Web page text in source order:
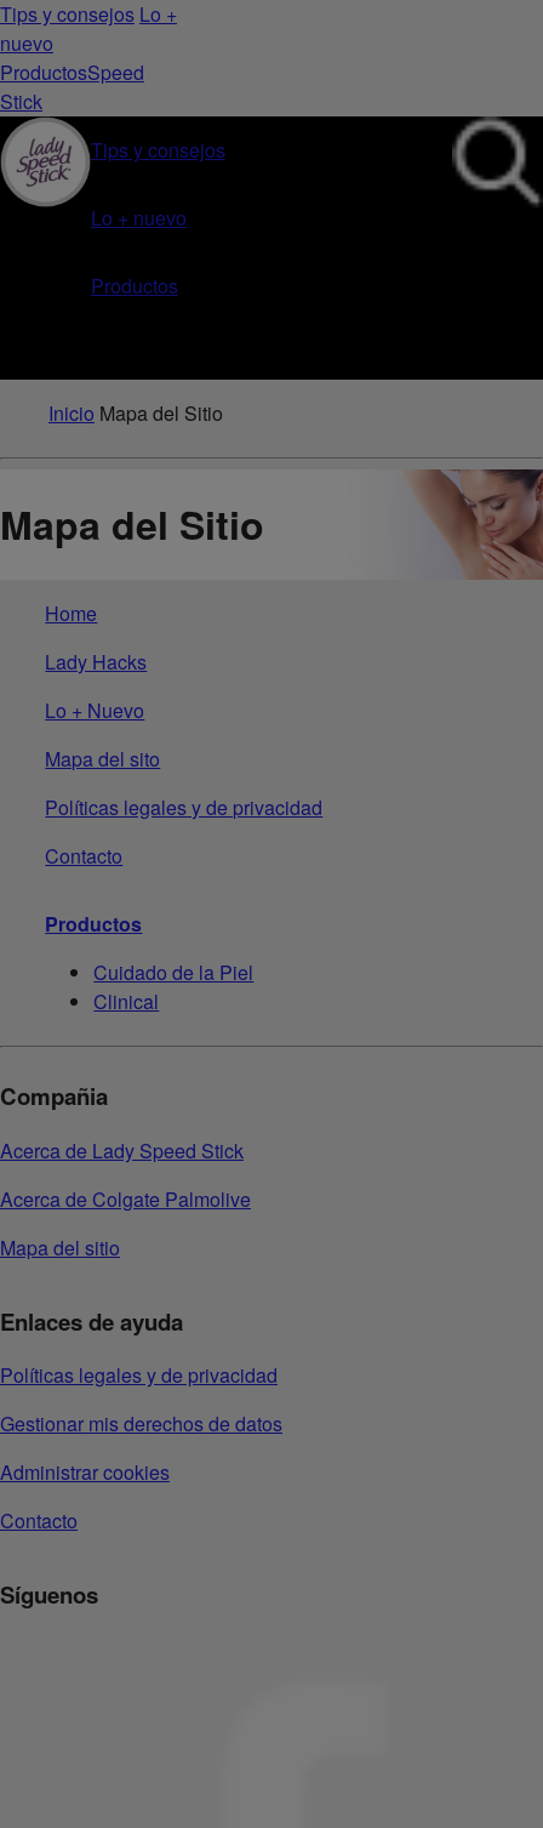
Tips y consejos Lo +
nuevo
ProductosSpeed
Stick
Tips y consejos
Lo + nuevo
Productos
Inicio Mapa del Sitio
Mapa del Sitio
Home
Lady Hacks
Lo + Nuevo
Mapa del sito
Políticas legales y de privacidad
Contacto
Productos
Cuidado de la Piel
Clinical
Compañia
Acerca de Lady Speed Stick
Acerca de Colgate Palmolive
Mapa del sitio
Enlaces de ayuda
Políticas legales y de privacidad
Gestionar mis derechos de datos
Administrar cookies
Contacto
Síguenos